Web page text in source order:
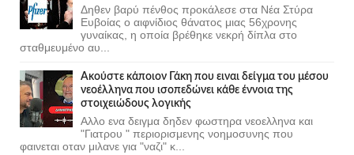
Δηθεν βαρύ πένθος προκάλεσε στα Νέα Στύρα
Ευβοίας ο αιφνίδιος θάνατος μιας 56χρονης
γυναίκας, η οποία βρέθηκε νεκρή δίπλα στο
σταθμευμένο αυ...
Ακούστε κάποιον Γάκη που ειναι δείγμα του μέσου
νεοέλληνα που ισοπεδώνει κάθε έννοια της
στοιχειώδους λογικής
Αλλο ενα δειγμα δηδεν φωστηρα νεοελληνα και
"Γιατρου " περιορισμενης νοημοσυνης που
φαινεται οταν μιλανε για "ναζι" κ...